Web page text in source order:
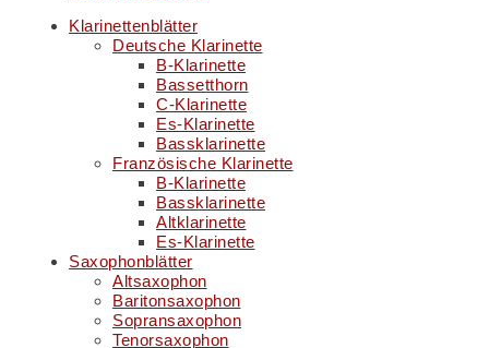
Klarinettenblätter
Deutsche Klarinette
B-Klarinette
Bassetthorn
C-Klarinette
Es-Klarinette
Bassklarinette
Französische Klarinette
B-Klarinette
Bassklarinette
Altklarinette
Es-Klarinette
Saxophonblätter
Altsaxophon
Baritonsaxophon
Sopransaxophon
Tenorsaxophon